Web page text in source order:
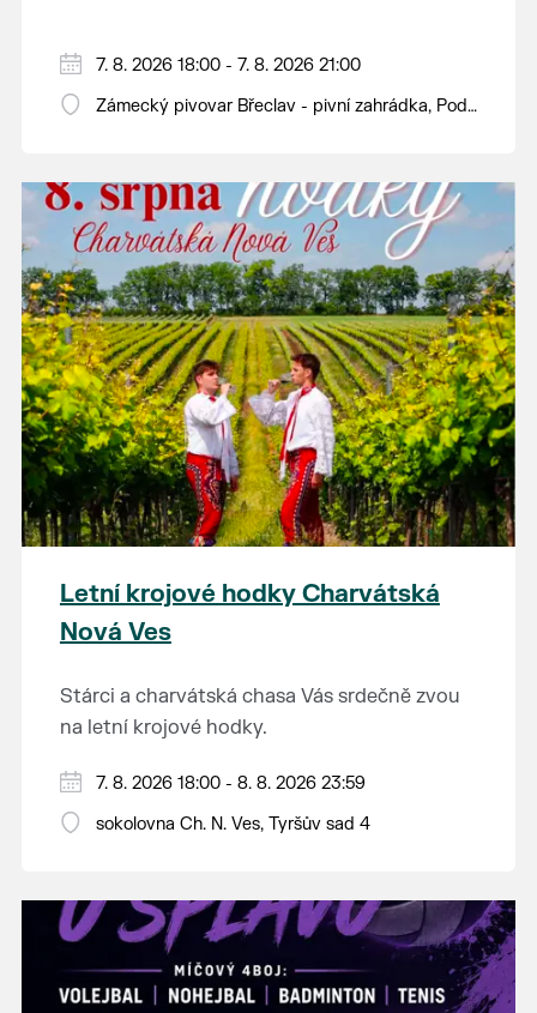
7. 8. 2026 18:00 - 7. 8. 2026 21:00
Zámecký pivovar Břeclav - pivní zahrádka, Pod
Letní krojové hodky Charvátská
Nová Ves
Stárci a charvátská chasa Vás srdečně zvou
na letní krojové hodky.
PÁTEK 7. srpna
18:00 - ruční stavění máje
14:00 - krojový průvod pro stárky od
hostince “U Buvola”
16:00 - odpolední zábava na sokolovně
21:00 - večerní zábava
7. 8. 2026 18:00 - 8. 8. 2026 23:59
sokolovna Ch. N. Ves, Tyršův sad 4